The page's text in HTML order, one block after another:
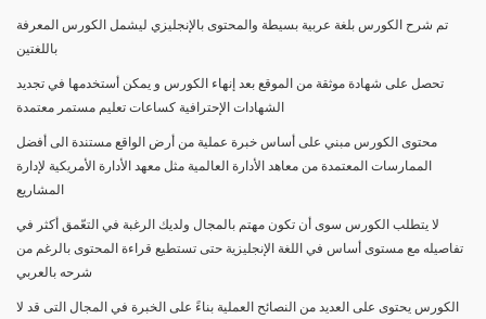
تم شرح الكورس بلغة عربية بسيطة والمحتوى بالإنجليزي ليشمل الكورس المعرفة
باللغتين
تحصل على شهادة موثقة من الموقع بعد إنهاء الكورس و يمكن أستخدمها في تجديد
الشهادات الإحترافية كساعات تعليم مستمر معتمدة
محتوى الكورس مبني على أساس خبرة عملية من أرض الواقع مستندة الى أفضل
الممارسات المعتمدة من معاهد الأدارة العالمية مثل معهد الأدارة الأمريكية لإدارة
المشاريع
لا يتطلب الكورس سوى أن تكون مهتم بالمجال ولديك الرغبة في التعّمق أكثر في
تفاصيله مع مستوى أساس في اللغة الإنجليزية حتى تستطيع قراءة المحتوى بالرغم من
شرحه بالعربي
الكورس يحتوى على العديد من النصائح العملية بناءً على الخبرة في المجال التى قد لا